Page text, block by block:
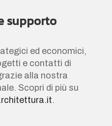
supporto
ed economici,
e contatti di
alla nostra
Scopri di più su
.